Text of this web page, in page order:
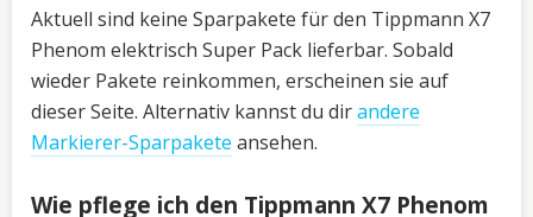
Aktuell sind keine Sparpakete für den Tippmann X7
Phenom elektrisch Super Pack lieferbar. Sobald
wieder Pakete reinkommen, erscheinen sie auf
dieser Seite. Alternativ kannst du dirandere
Markierer-Sparpakete ansehen.
Wie pflege ich den Tippmann X7 Phenom